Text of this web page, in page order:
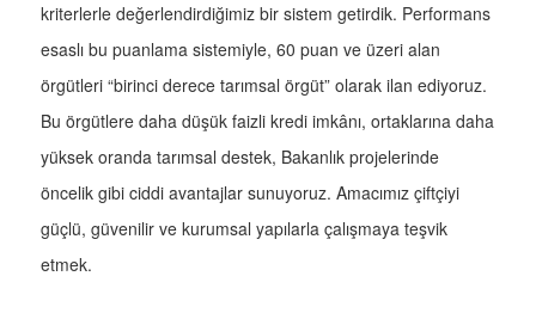
kriterlerle değerlendirdiğimiz bir sistem getirdik. Performans
esaslı bu puanlama sistemiyle, 60 puan ve üzeri alan
örgütleri “birinci derece tarımsal örgüt” olarak ilan ediyoruz.
Bu örgütlere daha düşük faizli kredi imkânı, ortaklarına daha
yüksek oranda tarımsal destek, Bakanlık projelerinde
öncelik gibi ciddi avantajlar sunuyoruz. Amacımız çiftçiyi
güçlü, güvenilir ve kurumsal yapılarla çalışmaya teşvik
etmek.